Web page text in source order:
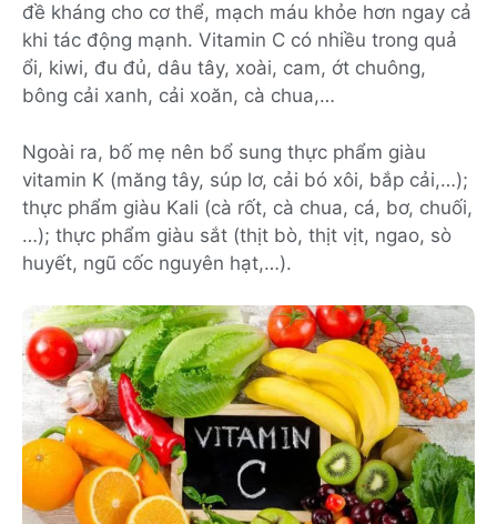
đề kháng cho cơ thể, mạch máu khỏe hơn ngay cả
khi tác động mạnh. Vitamin C có nhiều trong quả
ổi, kiwi, đu đủ, dâu tây, xoài, cam, ớt chuông,
bông cải xanh, cải xoăn, cà chua,…
Ngoài ra, bố mẹ nên bổ sung thực phẩm giàu
vitamin K (măng tây, súp lơ, cải bó xôi, bắp cải,…);
thực phẩm giàu Kali (cà rốt, cà chua, cá, bơ, chuối,
…); thực phẩm giàu sắt (thịt bò, thịt vịt, ngao, sò
huyết, ngũ cốc nguyên hạt,…).